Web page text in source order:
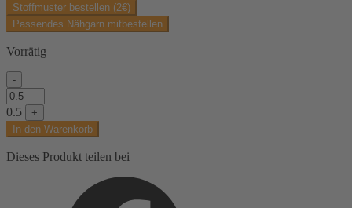
Stoffmuster bestellen (2€)
Passendes Nähgarn mitbestellen
Vorrätig
-
Dekostoff,
Panama,
grüntöne,
ocker,
florale
Motive
0.5
+
In den Warenkorb
Dieses Produkt teilen bei